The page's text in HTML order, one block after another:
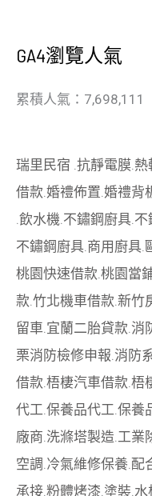
GA4瀏覽人氣
累積人氣：7,698,111
瑞里民宿 .抗靜電膜.熱
借款.婚禮佈置.婚禮背
.飲水機.不鏽鋼廚具.不
不鏽鋼廚具.商用廚具.
桃園快速借款.桃園當
款.竹北機車借款.新竹
留車.宜蘭二胎貸款.消
栗消防檢修申報.消防
借款.梧棲汽車借款.梧
代工.保養品代工.保養
廠商.洗滌塔製造.工業
空調.冷氣維修保養.配
承接.粉體烤漆.塗裝.水